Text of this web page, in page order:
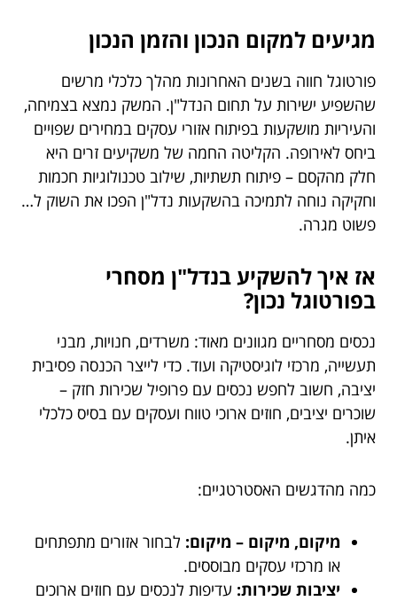
מגיעים למקום הנכון והזמן הנכון
פורטוגל חווה בשנים האחרונות מהלך כלכלי מרשים
שהשפיע ישירות על תחום הנדל"ן. המשק נמצא בצמיחה,
והעיריות מושקעות בפיתוח אזורי עסקים במחירים שפויים
ביחס לאירופה. הקליטה החמה של משקיעים זרים היא
חלק מהקסם – פיתוח תשתיות, שילוב טכנולוגיות חכמות
וחקיקה נוחה לתמיכה בהשקעות נדל"ן הפכו את השוק ל…
פשוט מגרה.
אז איך להשקיע בנדל"ן מסחרי
בפורטוגל נכון?
נכסים מסחריים מגוונים מאוד: משרדים, חנויות, מבני
תעשייה, מרכזי לוגיסטיקה ועוד. כדי לייצר הכנסה פסיבית
יציבה, חשוב לחפש נכסים עם פרופיל שכירות חזק –
שוכרים יציבים, חוזים ארוכי טווח ועסקים עם בסיס כלכלי
איתן.
כמה מהדגשים האסטרטגיים:
מיקום, מיקום – מיקום: לבחור אזורים מתפתחים
או מרכזי עסקים מבוססים.
יציבות שכירות: עדיפות לנכסים עם חוזים ארוכים